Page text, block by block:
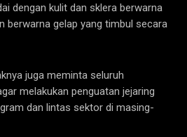
dengan kulit dan sklera berwarna
berwarna gelap yang timbul secara
juga meminta seluruh
melakukan penguatan jejaring
dan lintas sektor di masing-